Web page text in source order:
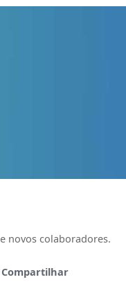
novos colaboradores.
Compartilhar